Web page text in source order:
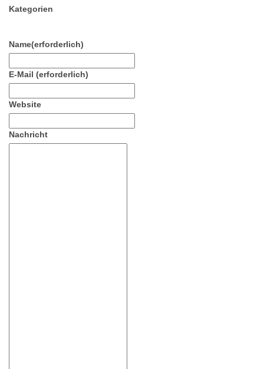
Kategorien
Name(erforderlich)
E-Mail (erforderlich)
Website
Nachricht